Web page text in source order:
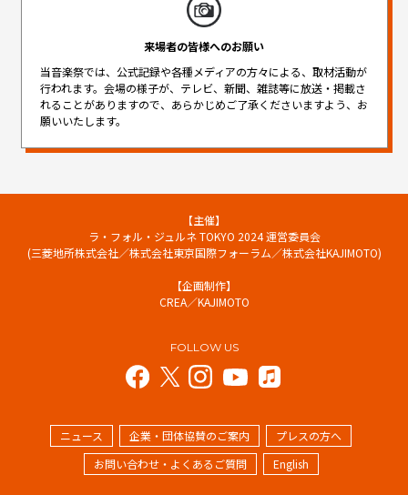
来場者の皆様へのお願い
当音楽祭では、公式記録や各種メディアの方々による、取材活動が
行われます。 会場の様子が、テレビ、新聞、雑誌等に放送・掲載さ
れることがありますので、 あらかじめご了承くださいますよう、お
願いいたします。
【主催】
ラ・フォル・ジュルネ TOKYO 2024 運営委員会
(三菱地所株式会社／株式会社東京国際フォーラム／株式会社KAJIMOTO)
【企画制作】
CREA／KAJIMOTO
FOLLOW US
ニュース 企業・団体協賛のご案内
プレスの方へ
お問い合わせ・よくあるご質問
English